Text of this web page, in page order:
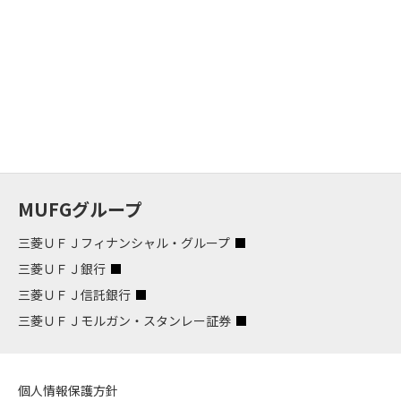
MUFGグループ
三菱ＵＦＪフィナンシャル・グループ
三菱ＵＦＪ銀行
三菱ＵＦＪ信託銀行
三菱ＵＦＪモルガン・スタンレー証券
個人情報保護方針